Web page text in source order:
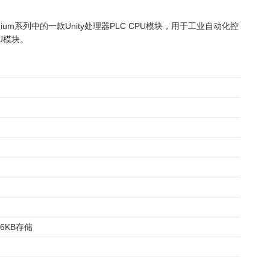
系列中的一款Unity处理器PLC CPU模块，用于工业自动化控
块。
存储